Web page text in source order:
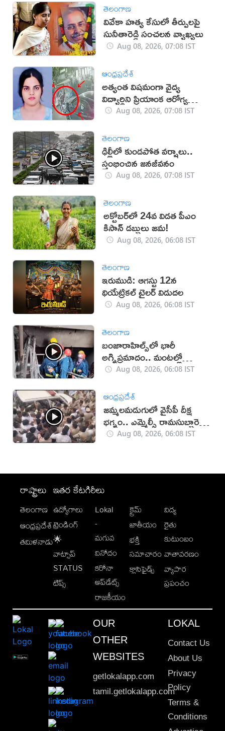
తెలంగాణ
వివేకా హత్య కేసులో తీర్పులపై
సునీతారెడ్డి సంచలన వ్యాఖ్యలు
Aug 08, 2026, 07:08 IST
ఆంధ్రప్రదేశ్
అత్యంత విషమంగా వైద్య
విద్యార్థిని ప్రియాంక ఆరోగ్య
పరిస్థితిAug 08, 2026, 07:08 IST
తెలంగాణ
ఢిల్లీలో కుండపోత వర్షాలు..
స్తంభించిన జనజీవనం
Aug 08, 2026, 07:08 IST
తెలంగాణ
అక్టోబర్‌లో 24వ విడత పీఎం
కిసాన్ డబ్బులు జమ!
Aug 08, 2026, 06:08 IST
తెలంగాణ
ఇరుముడి: ఆగస్టు 12న
థియేట్రికల్ ట్రైలర్ విడుదల
Aug 08, 2026, 06:08 IST
తెలంగాణ
బంజారాహిల్స్‌లో భారీ
అగ్నిప్రమాదం.. మంటల్లో
కాలిపోయిన మద్యం బాటిళ్లు
Aug 08, 2026, 06:08 IST
ఆంధ్రప్రదేశ్
జమ్మలమడుగులో వైసీపీ దీక్ష
భగ్నం.. ఎమ్మెల్సీ రామసుబ్బారెడ్డి
అరెస్ట్ (వీడియో)
Aug 08, 2026, 06:08 IST
రాష్ట్రాలు
తెలంగాణ
ఆంధ్రప్రదేశ్
తమిళనాడు
ఇతర కేటగిరీలు
ఉద్యోగాలు
ట్రెండింగ్
🌟
వాట్సాప్
STATUS
టిప్స్
Lokal
-
మగువ
వినోదం
కరోనా
అప్‌డేట్స్
రాజకీయం
క్రైమ్
జాతీయం
భక్తి
సమాచారం
క్లాసిఫైడ్స్
విద్య
రైతు
కుటుంబం
వాతావరణం
వ్యాపార
ప్రపంచం
OUR
OTHER
WEBSITES
getlokalapp.com
tamil.getlokalapp.com
LOKAL
Contact Us
About Us
Privacy
Policy
Terms &
Conditions